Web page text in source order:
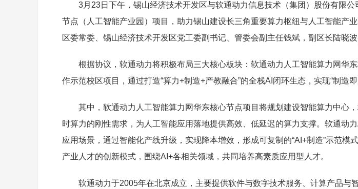
3月23日下午，锡山经济技术开发区与软通动力信息技术（集团）股份有限公
节点（人工智能产业园）项目，助力锡山建设长三角重要算力枢纽与人工智能产
区委常委、锡山经济技术开发区党工委副书记、管委会副主任钱斌，副区长陆晓波
根据协议，软通动力将积极布局三大核心板块：软通动力人工智能算力网华
作示范校区项目，通过打造“算力+制造+产教融合”的全栈AI闭环生态，实现“制造
其中，软通动力人工智能算力网华东核心节点项目将规划建设智能算力中心
时算力的刚性需求，为人工智能应用落地提供高效、低延迟的算力支撑。软通动
应用场景，通过智能化产线升级，实现降本增效，形成可复制的“AI+制造”示范
产业人才的创新模式，围绕AI+各相关领域，共同培养高素质应用型人才。
软通动力于2005年在北京成立，主要提供软件与数字技术服务、计算产品与